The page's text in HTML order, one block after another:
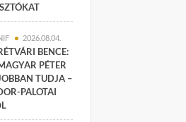
2026.08.04.
BENCE:
PÉTER
TUDJA –
PALOTAI